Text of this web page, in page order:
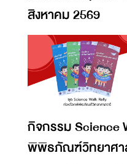
สิงหาคม 2569
กิจกรรม Science
พิพิธภัณฑ์วิทยาศ